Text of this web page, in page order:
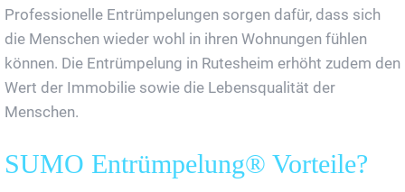
Professionelle Entrümpelungen sorgen dafür, dass sich
die Menschen wieder wohl in ihren Wohnungen fühlen
können. Die Entrümpelung in Rutesheim erhöht zudem den
Wert der Immobilie sowie die Lebensqualität der
Menschen.
SUMO Entrümpelung® Vorteile?